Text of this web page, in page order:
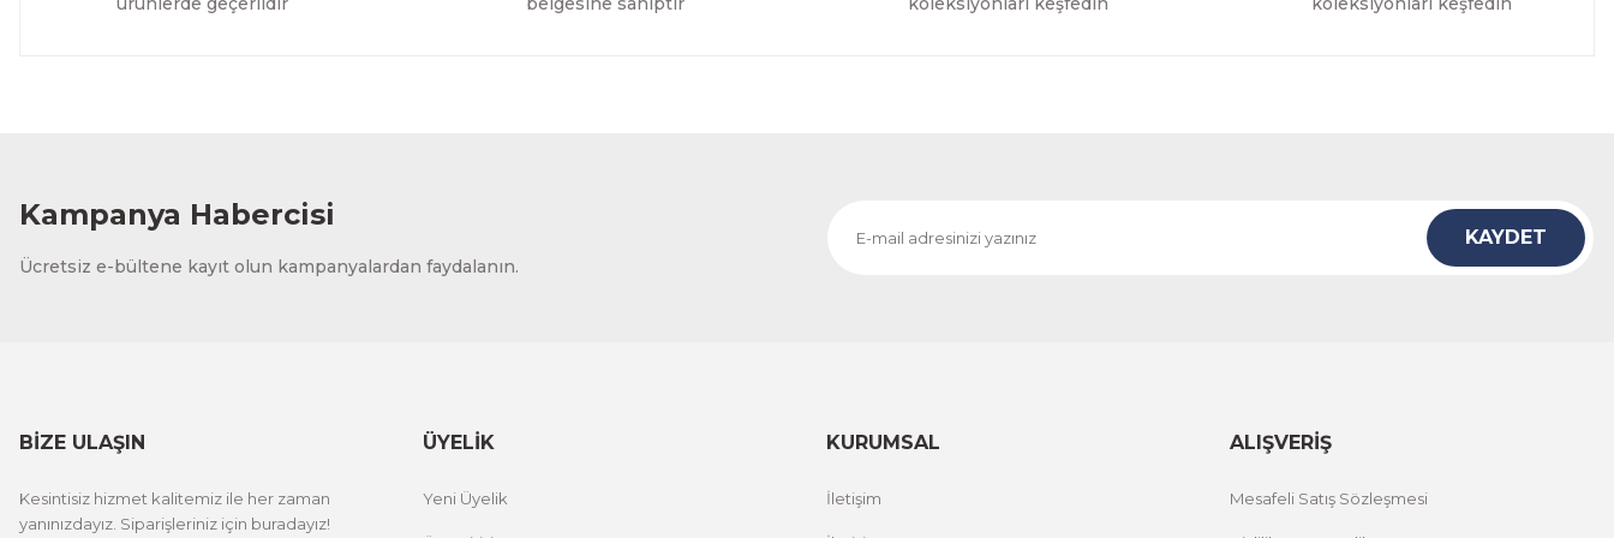
Kampanya Habercisi
Ücretsiz e-bültene kayıt olun kampanyalardan faydalanın.
KAYDET
BİZE ULAŞIN
Kesintisiz hizmet kalitemiz ile her zaman
yanınızdayız. Siparişleriniz için buradayız!
ÜYELİK
Yeni Üyelik
KURUMSAL
İletişim
ALIŞVERİŞ
Mesafeli Satış Sözleşmesi